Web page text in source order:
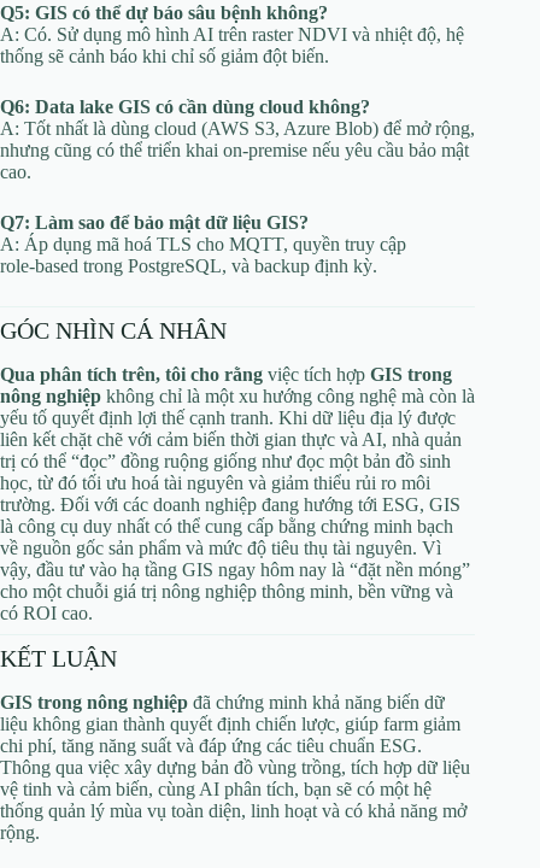
Q5: GIS có thể dự báo sâu bệnh không?
A: Có. Sử dụng mô hình AI trên raster NDVI và nhiệt độ, hệ
thống sẽ cảnh báo khi chỉ số giảm đột biến.
Q6: Data lake GIS có cần dùng cloud không?
A: Tốt nhất là dùng cloud (AWS S3, Azure Blob) để mở rộng,
nhưng cũng có thể triển khai on‑premise nếu yêu cầu bảo mật
cao.
Q7: Làm sao để bảo mật dữ liệu GIS?
A: Áp dụng mã hoá TLS cho MQTT, quyền truy cập
role‑based trong PostgreSQL, và backup định kỳ.
GÓC NHÌN CÁ NHÂN
Qua phân tích trên, tôi cho rằng việc tích hợp GIS trong
nông nghiệp không chỉ là một xu hướng công nghệ mà còn là
yếu tố quyết định lợi thế cạnh tranh. Khi dữ liệu địa lý được
liên kết chặt chẽ với cảm biến thời gian thực và AI, nhà quản
trị có thể “đọc” đồng ruộng giống như đọc một bản đồ sinh
học, từ đó tối ưu hoá tài nguyên và giảm thiểu rủi ro môi
trường. Đối với các doanh nghiệp đang hướng tới ESG, GIS
là công cụ duy nhất có thể cung cấp bằng chứng minh bạch
về nguồn gốc sản phẩm và mức độ tiêu thụ tài nguyên. Vì
vậy, đầu tư vào hạ tầng GIS ngay hôm nay là “đặt nền móng”
cho một chuỗi giá trị nông nghiệp thông minh, bền vững và
có ROI cao.
KẾT LUẬN
GIS trong nông nghiệp đã chứng minh khả năng biến dữ
liệu không gian thành quyết định chiến lược, giúp farm giảm
chi phí, tăng năng suất và đáp ứng các tiêu chuẩn ESG.
Thông qua việc xây dựng bản đồ vùng trồng, tích hợp dữ liệu
vệ tinh và cảm biến, cùng AI phân tích, bạn sẽ có một hệ
thống quản lý mùa vụ toàn diện, linh hoạt và có khả năng mở
rộng.